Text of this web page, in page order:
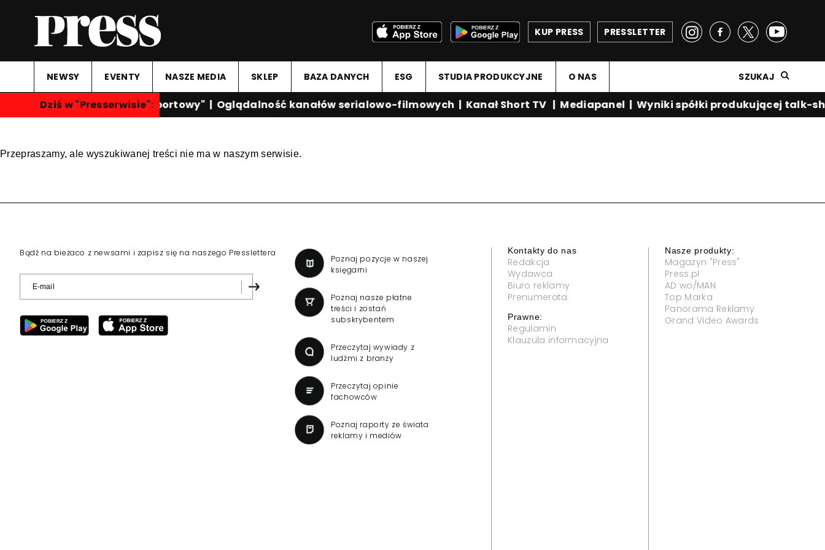
PRESSLETTER
KUP PRESS
NEWSY EVENTY NASZE MEDIA SKLEP BAZA DANYCH ESG STUDIA PRODUKCYJNE O NAS SZUKAJ
Dziś w "Presserwisie":
"Przegląd Sportowy" Oglądalność kanałów serialowo-filmowych|Kanał Short TV |Mediapanel|Wyniki spółki produkującej talk-
Przepraszamy, ale wyszukiwanej treści nie ma w naszym serwisie.
Bądź na bieżaco z newsami i zapisz się na naszego Presslettera
Poznaj pozycje w naszej
księgarni
Poznaj nasze płatne
treści i zostań
subskrybentem
Przeczytaj wywiady z
ludźmi z branży
Przeczytaj opinie
fachowców
Poznaj raporty ze świata
reklamy i mediów
Kontakty do nas
Redakcja
Wydawca
Biuro reklamy
Prenumerata
Prawne:
Regulamin
Klauzula informacyjna
Nasze produkty:
Magazyn "Press"
Press.pl
AD wo/MAN
Top Marka
Panorama Reklamy
Grand Video Awards